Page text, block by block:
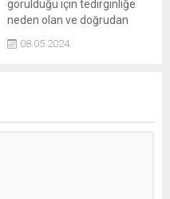
görüldüğü için tedirginliğe
neden olan ve doğrudan
kuduz hakkında veteriner
08.05.2024